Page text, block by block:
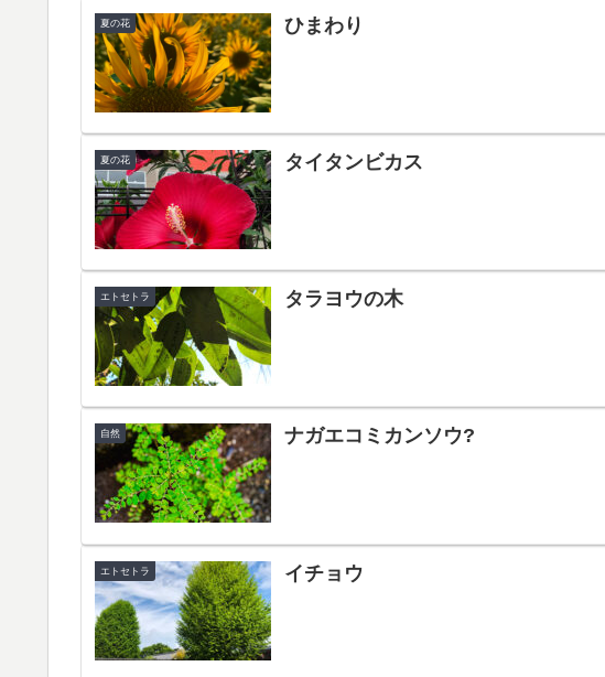
夏の花 ひまわり
夏の花 タイタンビカス
エトセトラ タラヨウの木
自然 ナガエコミカンソウ?
エトセトラ イチョウ